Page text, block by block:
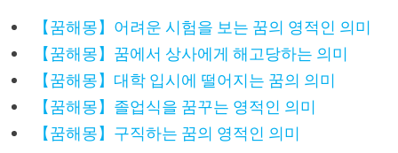
【꿈해몽】어려운 시험을 보는 꿈의 영적인 의미
【꿈해몽】꿈에서 상사에게 해고당하는 의미
【꿈해몽】대학 입시에 떨어지는 꿈의 의미
【꿈해몽】졸업식을 꿈꾸는 영적인 의미
【꿈해몽】구직하는 꿈의 영적인 의미